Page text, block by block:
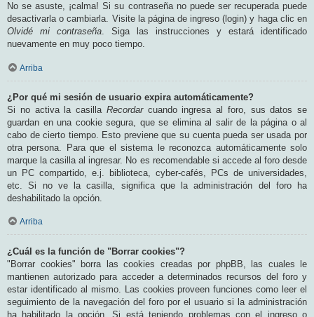
No se asuste, ¡calma! Si su contraseña no puede ser recuperada puede
desactivarla o cambiarla. Visite la página de ingreso (login) y haga clic en
Olvidé mi contraseña. Siga las instrucciones y estará identificado
nuevamente en muy poco tiempo.
Arriba
¿Por qué mi sesión de usuario expira automáticamente?
Si no activa la casilla Recordarcuando ingresa al foro, sus datos se
guardan en una cookie segura, que se elimina al salir de la página o al
cabo de cierto tiempo. Esto previene que su cuenta pueda ser usada por
otra persona. Para que el sistema le reconozca automáticamente solo
marque la casilla al ingresar. No es recomendable si accede al foro desde
un PC compartido, e.j. biblioteca, cyber-cafés, PCs de universidades,
etc. Si no ve la casilla, significa que la administración del foro ha
deshabilitado la opción.
Arriba
¿Cuál es la función de "Borrar cookies"?
"Borrar cookies" borra las cookies creadas por phpBB, las cuales le
mantienen autorizado para acceder a determinados recursos del foro y
estar identificado al mismo. Las cookies proveen funciones como leer el
seguimiento de la navegación del foro por el usuario si la administración
ha habilitado la opción. Si está teniendo problemas con el ingreso o